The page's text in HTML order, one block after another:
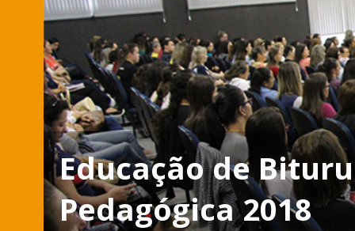
Educação de
Pedagógica 2018